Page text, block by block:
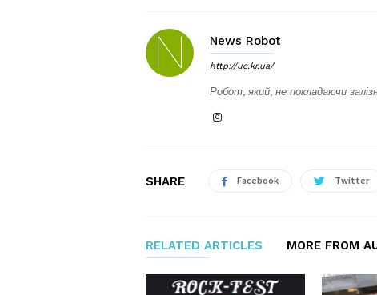
News Robot
http://uc.kr.ua/
Робот, який, не покладаючи
SHARE Facebook Twitter
RELATED ARTICLES MORE FROM